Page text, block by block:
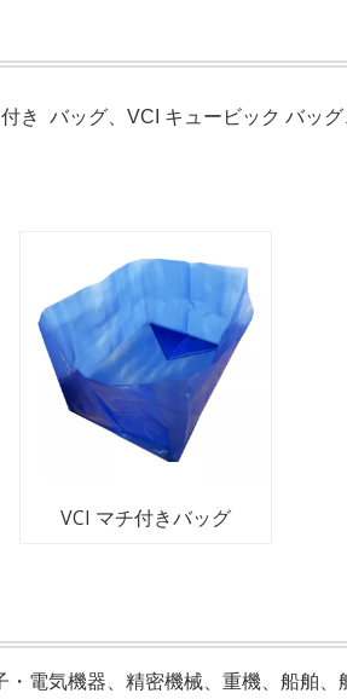
き バッグ、VCI キュービック バッグ
VCI マチ付きバッグ
・電気機器、精密機械、重機、船舶